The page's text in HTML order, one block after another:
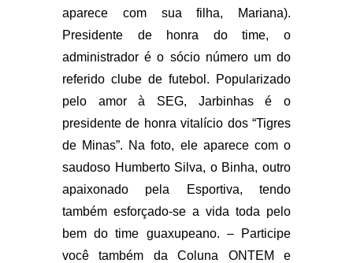
aparece com sua filha, Mariana).
Presidente de honra do time, o
administrador é o sócio número um do
referido clube de futebol. Popularizado
pelo amor à SEG, Jarbinhas é o
presidente de honra vitalício dos “Tigres
de Minas”. Na foto, ele aparece com o
saudoso Humberto Silva, o Binha, outro
apaixonado pela Esportiva, tendo
também esforçado-se a vida toda pelo
bem do time guaxupeano. – Participe
você também da Coluna ONTEM e